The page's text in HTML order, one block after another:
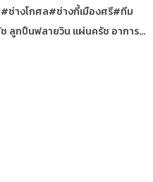
ช่างโกศล#ช่างกี้เมืองศรี#ทีม
ลูกปืนฟลายวิน แผ่นครัช อาการ…